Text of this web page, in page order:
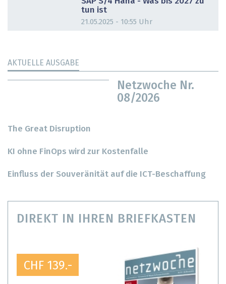
tun ist
21.05.2025 - 10:55 Uhr
AKTUELLE AUSGABE
Netzwoche Nr.
08/2026
The Great Disruption
KI ohne FinOps wird zur Kostenfalle
Einfluss der Souveränität auf die ICT-Beschaffung
DIREKT IN IHREN BRIEFKASTEN
CHF 139.-